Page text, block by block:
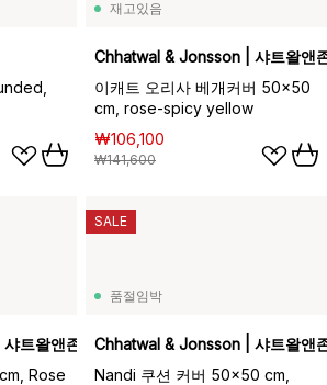
재고있음
Chhatwal & Jonsson | 샤트왈앤
이캐트 오리사 베개커버 50x50
cm, rose-spicy yellow
₩106,100
₩141,600
트왈앤존슨
Rose
품절임박
Chhatwal & Jonsson | 샤트왈앤
Nandi 쿠션 커버 50x50 cm,
SALE